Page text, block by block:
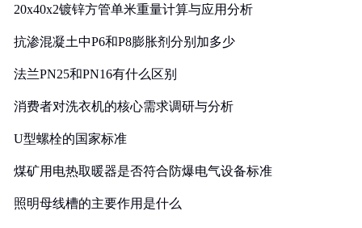
20x40x2镀锌方管单米重量计算与应用分析
抗渗混凝土中P6和P8膨胀剂分别加多少
法兰PN25和PN16有什么区别
消费者对洗衣机的核心需求调研与分析
U型螺栓的国家标准
煤矿用电热取暖器是否符合防爆电气设备标准
照明母线槽的主要作用是什么